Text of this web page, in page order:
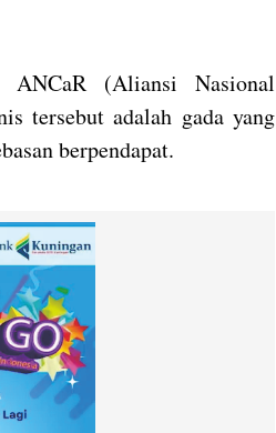
ANCaR (Aliansi Nasional
tersebut adalah gada yang
berpendapat.